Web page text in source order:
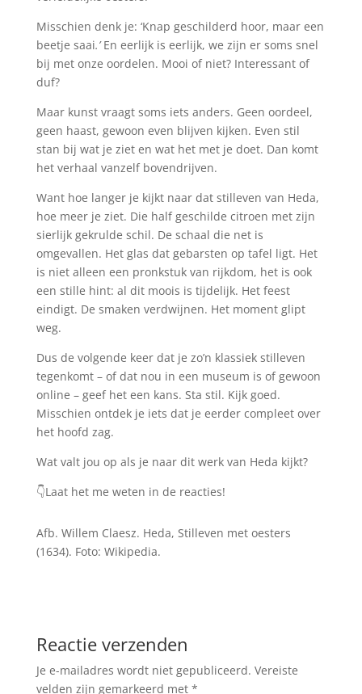
Misschien denk je: ‘Knap geschilderd hoor, maar een
beetje saai.’En eerlijk is eerlijk, we zijn er soms snel
bij met onze oordelen. Mooi of niet? Interessant of
duf?
Maar kunst vraagt soms iets anders. Geen oordeel,
geen haast, gewoon even blijven kijken. Even stil
stan bij wat je ziet en wat het met je doet. Dan komt
het verhaal vanzelf bovendrijven.
Want hoe langer je kijkt naar dat stilleven van Heda,
hoe meer je ziet. Die half geschilde citroen met zijn
sierlijk gekrulde schil. De schaal die net is
omgevallen. Het glas dat gebarsten op tafel ligt. Het
is niet alleen een pronkstuk van rijkdom, het is ook
een stille hint: al dit moois is tijdelijk. Het feest
eindigt. De smaken verdwijnen. Het moment glipt
weg.
Dus de volgende keer dat je zo’n klassiek stilleven
tegenkomt – of dat nou in een museum is of gewoon
online – geef het een kans. Sta stil. Kijk goed.
Misschien ontdek je iets dat je eerder compleet over
het hoofd zag.
Wat valt jou op als je naar dit werk van Heda kijkt?
👇Laat het me weten in de reacties!
Afb. Willem Claesz. Heda, Stilleven met oesters
(1634). Foto: Wikipedia.
Reactie verzenden
Je e-mailadres wordt niet gepubliceerd. Vereiste
velden zijn gemarkeerd met *